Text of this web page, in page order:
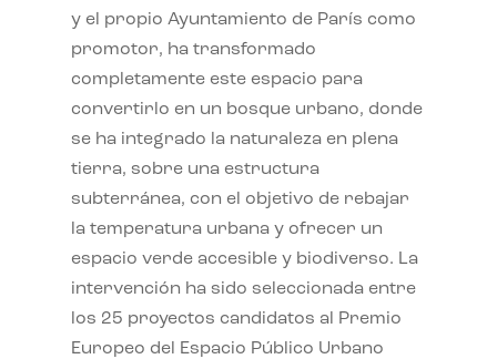
y el propio Ayuntamiento de París como
promotor, ha transformado
completamente este espacio para
convertirlo en un bosque urbano, donde
se ha integrado la naturaleza en plena
tierra, sobre una estructura
subterránea, con el objetivo de rebajar
la temperatura urbana y ofrecer un
espacio verde accesible y biodiverso. La
intervención ha sido seleccionada entre
los 25 proyectos candidatos al Premio
Europeo del Espacio Público Urbano